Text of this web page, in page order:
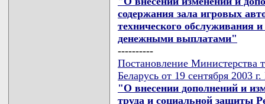
содержания зала игровых
технического обслуживания
денежными выплатами"
----------
Постановление Министерства
Беларусь от 19 сентября 2003
"О внесении дополнений и
труда и социальной защиты